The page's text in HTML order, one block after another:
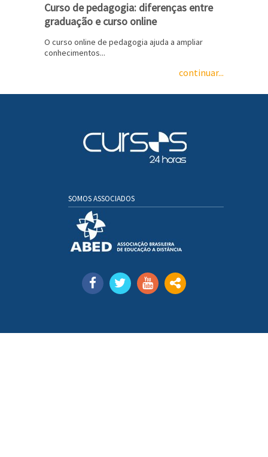
Curso de pedagogia: diferenças entre
graduação e curso online
O curso online de pedagogia ajuda a ampliar
conhecimentos...
continuar...
SOMOS ASSOCIADOS